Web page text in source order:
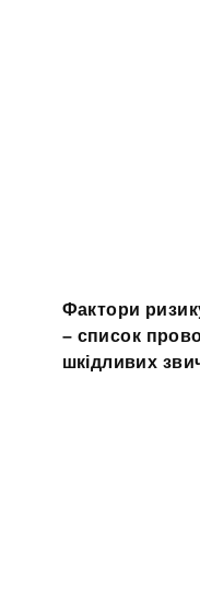
Фактори
– список
шкідливих